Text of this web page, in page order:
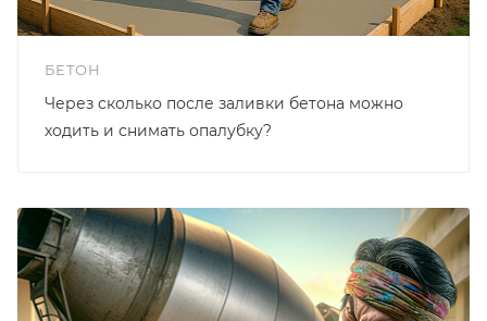
БЕТОН
Через сколько после заливки бетона можно
ходить и снимать опалубку?